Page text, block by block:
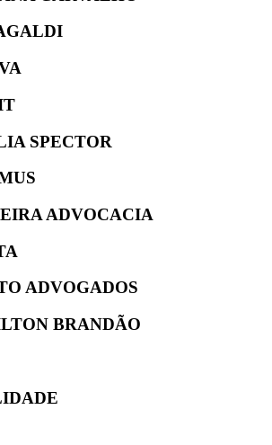
SPECTOR
ADVOCACIA
ADVOGADOS
BRANDÃO